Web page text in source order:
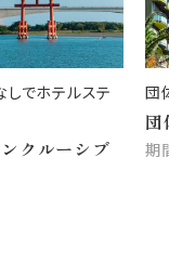
でホテルステ
クルーシブ
団
団
期